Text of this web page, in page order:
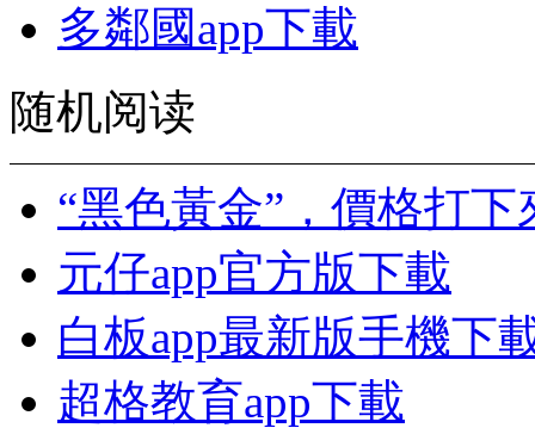
多鄰國app下載
随机阅读
“黑色黃金”，價格打下
元仔app官方版下載
白板app最新版手機下
超格教育app下載